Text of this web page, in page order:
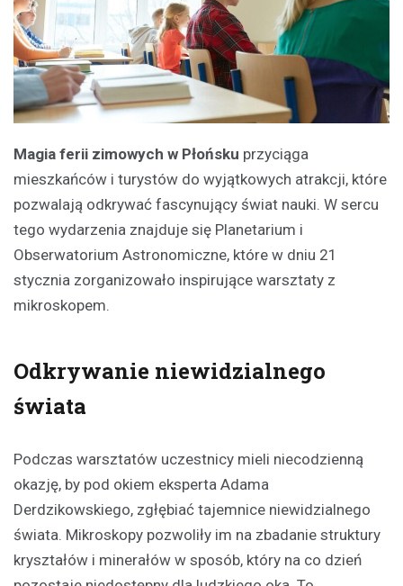
Magia ferii zimowych w Płońsku przyciąga
mieszkańców i turystów do wyjątkowych atrakcji, które
pozwalają odkrywać fascynujący świat nauki. W sercu
tego wydarzenia znajduje się Planetarium i
Obserwatorium Astronomiczne, które w dniu 21
stycznia zorganizowało inspirujące warsztaty z
mikroskopem.
Odkrywanie niewidzialnego
świata
Podczas warsztatów uczestnicy mieli niecodzienną
okazję, by pod okiem eksperta Adama
Derdzikowskiego, zgłębiać tajemnice niewidzialnego
świata. Mikroskopy pozwoliły im na zbadanie struktury
kryształów i minerałów w sposób, który na co dzień